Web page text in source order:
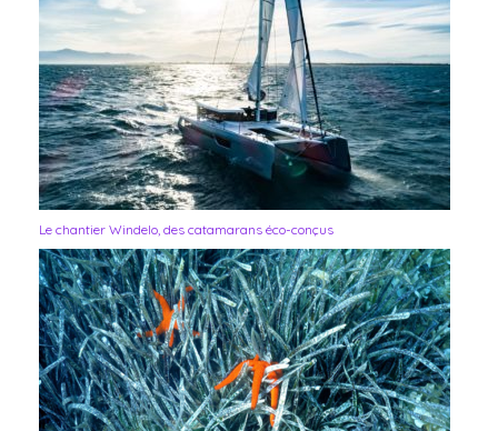
Le chantier Windelo, des catamarans éco-conçus